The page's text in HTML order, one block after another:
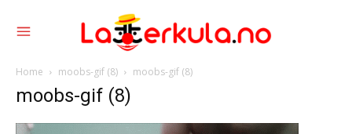
Home moobs-gif (8) moobs-gif (8)
moobs-gif (8)